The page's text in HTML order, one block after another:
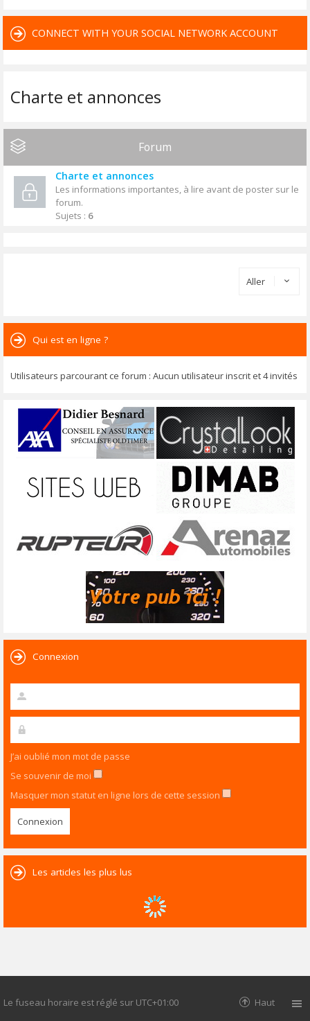
CONNECT WITH YOUR SOCIAL NETWORK ACCOUNT
Charte et annonces
Forum
Charte et annonces
Les informations importantes, à lire avant de poster sur le
forum.
Sujets : 6
Aller
Qui est en ligne ?
Utilisateurs parcourant ce forum : Aucun utilisateur inscrit et 4 invités
Connexion
J’ai oublié mon mot de passe
Se souvenir de moi
Masquer mon statut en ligne lors de cette session
Les articles les plus lus
Le fuseau horaire est réglé sur UTC+01:00 Haut